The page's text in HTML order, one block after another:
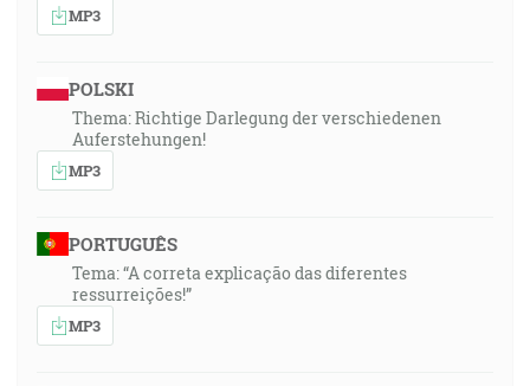
MP3
POLSKI
Thema: Richtige Darlegung der verschiedenen
Auferstehungen!
MP3
PORTUGUÊS
Tema: “A correta explicação das diferentes
ressurreições!”
MP3